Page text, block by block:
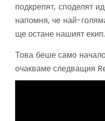
подкрепят, споделят
напомня, че най-
ще остане нашият екип.
Това беше само
очакваме следващия